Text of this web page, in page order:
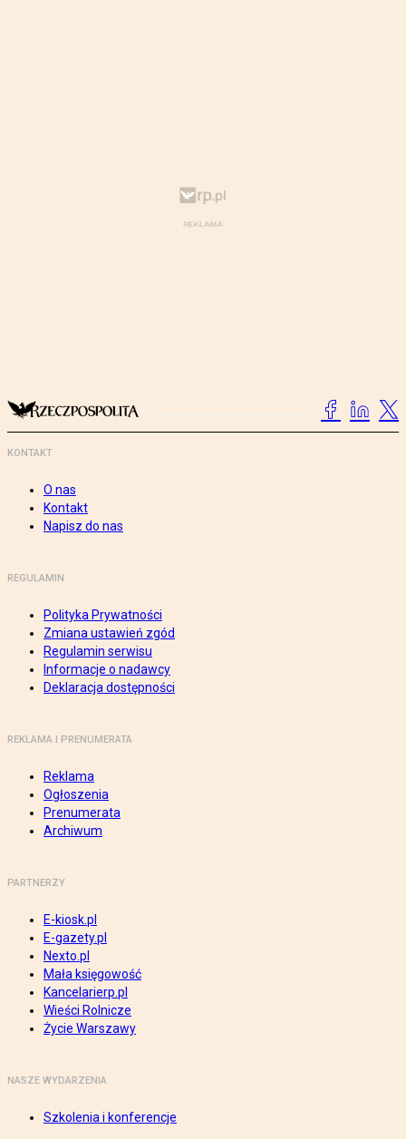
KONTAKT
O nas
Kontakt
Napisz do nas
REGULAMIN
Polityka Prywatności
Zmiana ustawień zgód
Regulamin serwisu
Informacje o nadawcy
Deklaracja dostępności
REKLAMA I PRENUMERATA
Reklama
Ogłoszenia
Prenumerata
Archiwum
PARTNERZY
E-kiosk.pl
E-gazety.pl
Nexto.pl
Mała księgowość
Kancelarierp.pl
Wieści Rolnicze
Życie Warszawy
NASZE WYDARZENIA
Szkolenia i konferencje